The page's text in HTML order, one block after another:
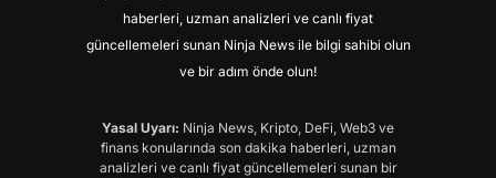
haberleri, uzman analizleri ve canlı fiyat
güncellemeleri sunan Ninja News ile bilgi sahibi olun
ve bir adım önde olun!
Yasal Uyarı: Ninja News, Kripto, DeFi, Web3 ve
finans konularında son dakika haberleri, uzman
analizleri ve canlı fiyat güncellemeleri sunan bir